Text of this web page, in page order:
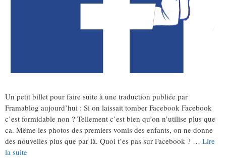
Un petit billet pour faire suite à une traduction publiée par
Framablog aujourd’hui : Si on laissait tomber Facebook Facebook
c’est formidable non ? Tellement c’est bien qu’on n’utilise plus que
ca. Même les photos des premiers vomis des enfants, on ne donne
des nouvelles plus que par là. Quoi t’es pas sur Facebook ? … Lire
la suite